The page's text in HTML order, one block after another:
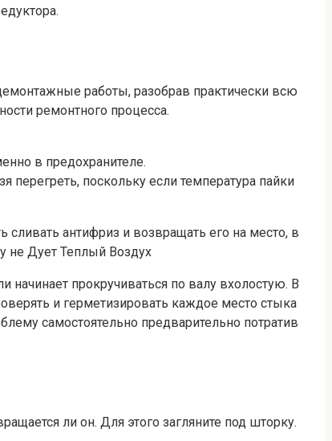
работы, разобрав практически всю
ремонтного процесса.
в предохранителе.
перегреть, поскольку если температура пайки
антифриз и возвращать его на место, в
не Дует Теплый Воздух
прокручиваться по валу вхолостую. В
и герметизировать каждое место стыка
самостоятельно предварительно потратив
ли он. Для этого загляните под шторку.